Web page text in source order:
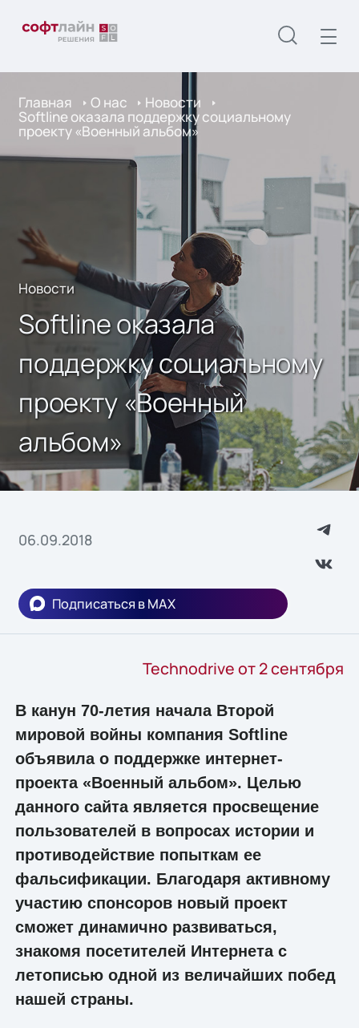
Главная О нас Новости
Softline оказала поддержку социальному
проекту «Военный альбом»
Новости
Softline оказала
поддержку социальному
проекту «Военный
альбом»
06.09.2018
Подписаться в MAX
Technodrive от 2 сентября
В канун 70-летия начала Второй
мировой войны компания Softline
объявила о поддержке интернет-
проекта «Военный альбом». Целью
данного сайта является просвещение
пользователей в вопросах истории и
противодействие попыткам ее
фальсификации. Благодаря активному
участию спонсоров новый проект
сможет динамично развиваться,
знакомя посетителей Интернета с
летописью одной из величайших побед
нашей страны.